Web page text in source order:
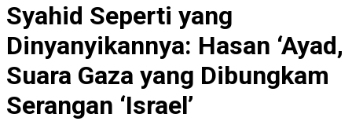
Syahid Seperti yang
Dinyanyikannya: Hasan ‘Ayad,
Suara Gaza yang Dibungkam
Serangan ‘Israel’